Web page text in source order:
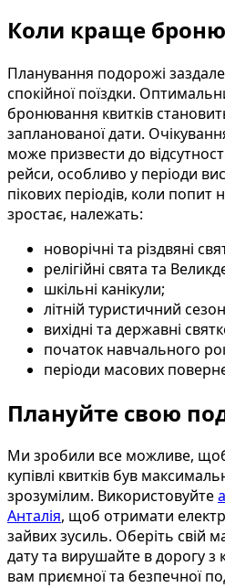
Коли краще
Планування подорожі
спокійної поїздки.
бронювання квитків
запланованої дати.
може призвести до
рейси, особливо у періоди
пікових періодів, коли попит
зростає, належать:
новорічні та різдвяні
релігійні свята та
шкільні канікули;
літній туристичний
вихідні та державні
початок навчального
періоди масових
Плануйте свою
Ми зробили все можливе,
купівлі квитків був
зрозумілим. Використовуйте
Анталія, щоб отримати
зайвих зусиль. Оберіть свій
дату та вирушайте в дорогу
вам приємної та безпечної